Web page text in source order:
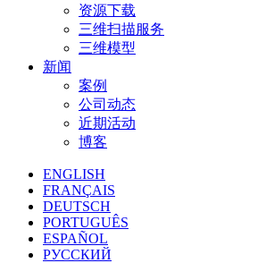
资源下载
三维扫描服务
三维模型
新闻
案例
公司动态
近期活动
博客
ENGLISH
FRANÇAIS
DEUTSCH
PORTUGUÊS
ESPAÑOL
РУССКИЙ